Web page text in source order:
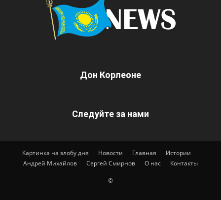
Дон Корлеоне
Следуйте за нами
Картинка на злобу дня Новости Главная
Истории
Андрей Михайлов
Сергей Смирнов О нас Контакты
©